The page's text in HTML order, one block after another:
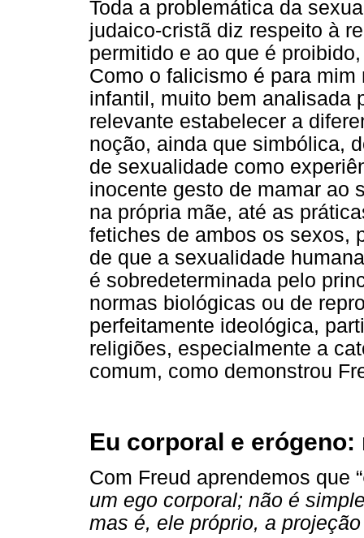
Toda a problemática da
judaico-cristã diz respeito à
permitido e ao que é
Como o falicismo é para
infantil, muito bem analisada
relevante estabelecer a
noção, ainda que simbólica,
de sexualidade como
inocente gesto de mamar ao
na própria mãe, até as
fetiches de ambos os sexos,
de que a sexualidade
é sobredeterminada pelo
normas biológicas ou de
perfeitamente ideológica,
religiões, especialmente a
comum, como demonstrou
Eu corporal e
Com Freud aprendemos que “
um ego corporal; não é
mas é, ele próprio, a